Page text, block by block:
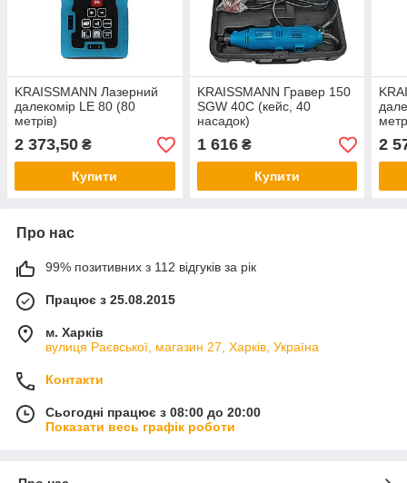
KRAISSMANN Лазерний
далекомір LE 80 (80
метрів)
2 373,50 ₴
Купити
KRAISSMANN Гравер 150
SGW 40C (кейс, 40
насадок)
1 616₴
Купити
2
Про нас
99% позитивних з 112 відгуків за рік
Працює з 25.08.2015
м. Харків
вулиця Раєвської, магазин 27, Харків, Україна
Контакти
Сьогодні працює з 08:00 до 20:00
Показати весь графік роботи